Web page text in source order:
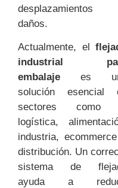
daños.
Actualmente, el
industrial
embalaje es
solución esencial
sectores como
logística,
industria,
distribución. Un
sistema de
ayuda a